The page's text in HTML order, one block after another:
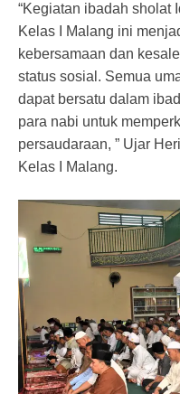
“Kegiatan ibadah sholat
Kelas I Malang ini
kebersamaan dan
status sosial. Semua
dapat bersatu dalam
para nabi untuk
persaudaraan, ” Ujar
Kelas I Malang.